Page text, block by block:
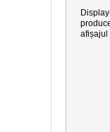
afișajul